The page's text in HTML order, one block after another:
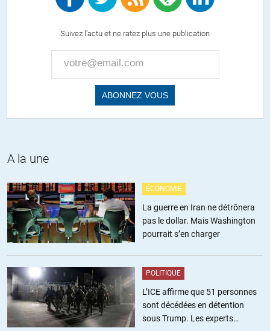
marié à une américaine et vit aux USA et en tant qu’ancien
président Russe (URSS) et de surcroît Nobel de la paix on aurait
pu s’attendre à plus de puissance dans ses propos. En 1991 il a
Il oublie une chose importante c’est l’origine du bazar actuel qui
vient d’une volonté des USA et pire, forçant l’Europe à leur donner
se battre est un peu léger me semble-t-il, c’est faire semblant
N’empêche que le discours d’Attali commence à sonner juste et s’il
était un peu plus gonflé il devrait le dire plus fort.
ALERTER
Gorbatchev n’a pas mis les Russes dans la dèche. Lors de la
perestroika, il a demandé à l’occident de l’aider à passer en
douceur du régime communiste à (selon ce qul avait en tête)une
social-démocratie à la scandinave… Tous les Occidentaux (US Et
Europe) qui ne cessaient de l’appuyer par de belles paroles, lui
Suivez l'actu et ne ratez plus une publication
A la une
ÉCONOMIE
La guerre en Iran ne détrônera
pas le dollar. Mais Washington
pourrait s’en charger
POLITIQUE
L’ICE affirme que 51 personnes
sont décédées en détention
sous Trump. Les experts